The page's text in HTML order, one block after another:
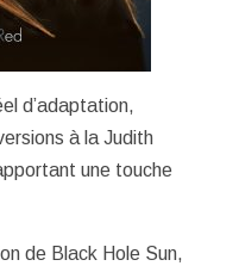
d’adaptation,
à la Judith
une touche
de Black Hole Sun,